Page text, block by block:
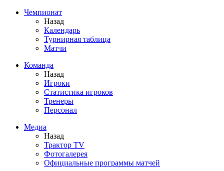
Чемпионат
Назад
Календарь
Турнирная таблица
Матчи
Команда
Назад
Игроки
Статистика игроков
Тренеры
Персонал
Медиа
Назад
Трактор TV
Фотогалерея
Официальные программы матчей